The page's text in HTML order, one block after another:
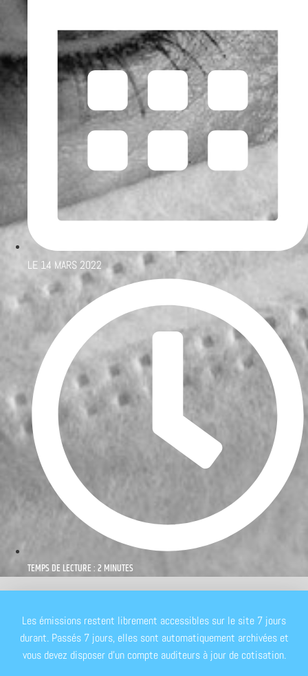
LE 14 MARS 2022
TEMPS DE LECTURE : 2 MINUTES
Les émissions restent librement accessibles sur le site 7 jours
durant. Passés 7 jours, elles sont automatiquement archivées et
vous devez disposer d'un compte auditeurs à jour de cotisation.